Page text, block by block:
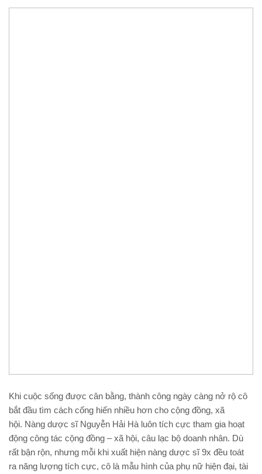
Khi cuộc sống được cân bằng, thành công ngày càng nở rộ cô
bắt đầu tìm cách cống hiến nhiều hơn cho cộng đồng, xã
hội. Nàng dược sĩ Nguyễn Hải Hà luôn tích cực tham gia hoạt
động công tác cộng đồng – xã hội, câu lạc bộ doanh nhân. Dù
rất bận rộn, nhưng mỗi khi xuất hiện nàng dược sĩ 9x đều toát
ra năng lượng tích cực, cô là mẫu hình của phụ nữ hiện đại, tài